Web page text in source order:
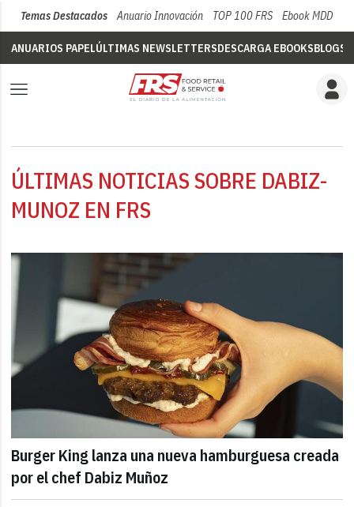
Temas Destacados Anuario Innovación TOP 100 FRS Ebook MDD
ANUARIOS PAPELÚLTIMAS NEWSLETTERSDESCARGA EBOOKSBLOGS
ÚLTIMAS NOTICIAS SOBRE DABIZ-
MUNOZ EN FRS
Burger King lanza una nueva hamburguesa creada
por el chef Dabiz Muñoz